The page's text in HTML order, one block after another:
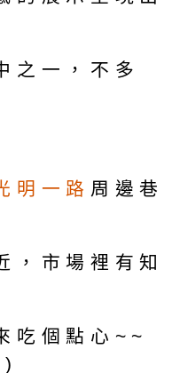
之一，不多
明一路 周邊巷
，市場裡有知
吃個點心~~